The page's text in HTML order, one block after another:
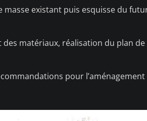
masse existant puis esquisse du
des matériaux, réalisation du plan
pour